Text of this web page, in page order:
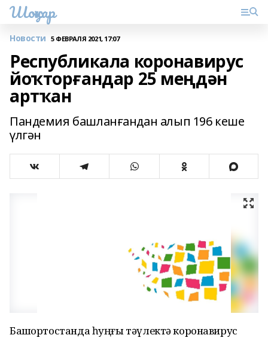
Шоңҡар
Новости 5 ФЕВРАЛЯ 2021, 17:07
Республикала коронавирус
йоҡторғандар 25 меңдән
артҡан
Пандемия башланғандан алып 196 кеше
үлгән
Башҡортостанда һуңғы тәүлектә коронавирус